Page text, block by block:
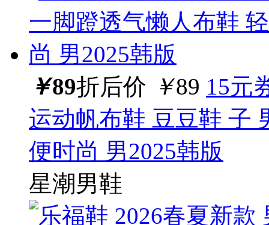
￥89折后价 ￥89 15元
运动帆布鞋 豆豆鞋 子
便时尚 男2025韩版
星潮男鞋